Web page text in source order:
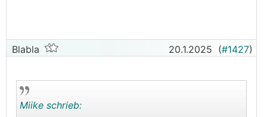
Blabla 20.1.2025 (#1427)
Miike schrieb: